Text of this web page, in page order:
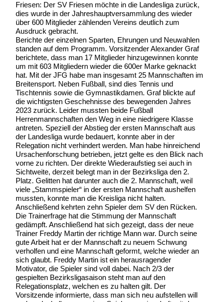
Friesen: Der SV Friesen möchte in die Landesliga zurück,
dies wurde in der Jahreshauptversammlung des wieder
über 600 Mitglieder zählenden Vereins deutlich zum
Ausdruck gebracht.
Berichte der einzelnen Sparten, Ehrungen und Neuwahlen
standen auf dem Programm. Vorsitzender Alexander Graf
berichtete, dass man 17 Mitglieder hinzugewinnen konnte
um mit 603 Mitgliedern wieder die 600er Marke geknackt
hat. Mit der JFG habe man insgesamt 25 Mannschaften im
Breitensport. Neben Fußball, sind dies Tennis und
Tischtennis sowie die Gymnastikdamen. Graf blickte auf
die wichtigsten Geschehnisse des bewegenden Jahres
2023 zurück. Leider mussten beide Fußball
Herrenmannschaften den Weg in eine niedrigere Klasse
antreten. Speziell der Abstieg der ersten Mannschaft aus
der Landesliga wurde bedauert, konnte aber in der
Relegation nicht verhindert werden. Man habe hinreichend
Ursachenforschung betrieben, jetzt gelte es den Blick nach
vorne zu richten. Der direkte Wiederaufstieg sei auch in
Sichtweite, derzeit belegt man in der Bezirksliga den 2.
Platz. Gelitten hat darunter auch die 2. Mannschaft, weil
viele „Stammspieler“ in der ersten Mannschaft aushelfen
mussten, konnte man die Kreisliga nicht halten.
Anschließend kehrten zehn Spieler dem SV den Rücken.
Die Trainerfrage hat die Stimmung der Mannschaft
gedämpft. Anschließend hat sich gezeigt, dass der neue
Trainer Freddy Martin der richtige Mann war. Durch seine
gute Arbeit hat er der Mannschaft zu neuem Schwung
verholfen und eine Mannschaft geformt, welche wieder an
sich glaubt. Freddy Martin ist ein herausragender
Motivator, die Spieler sind voll dabei. Nach 2/3 der
gespielten Bezirksligasaison steht man auf den
Relegationsplatz, welchen es zu halten gilt. Der
Vorsitzende informierte, dass man sich neu aufstellen will